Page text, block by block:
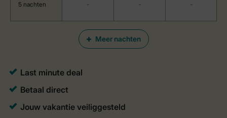
Meer nachten
5 nachten - - -